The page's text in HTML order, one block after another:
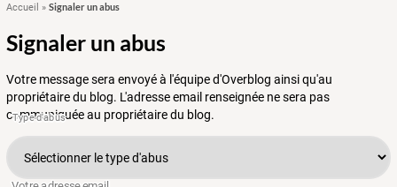
Accueil » Signaler un abus
Signaler un abus
Votre message sera envoyé à l'équipe d'Overblog ainsi qu'au
propriétaire du blog. L'adresse email renseignée ne sera pas
communiquée au propriétaire du blog.